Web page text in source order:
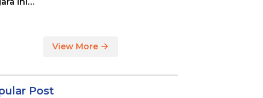
View More
Post